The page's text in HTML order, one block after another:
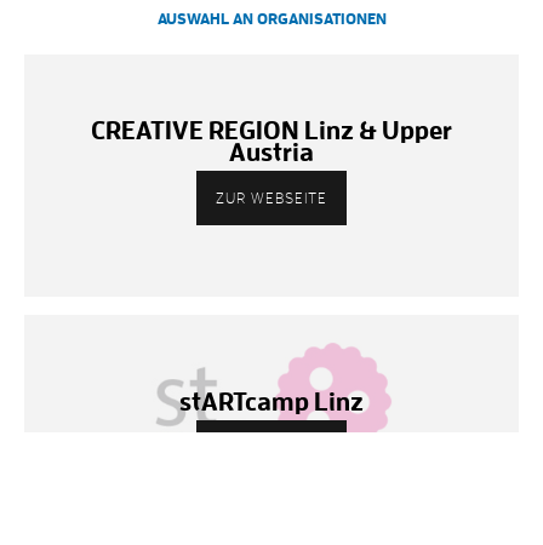
AUSWAHL AN ORGANISATIONEN
CREATIVE REGION Linz & Upper
Austria
ZUR WEBSEITE
stARTcamp Linz